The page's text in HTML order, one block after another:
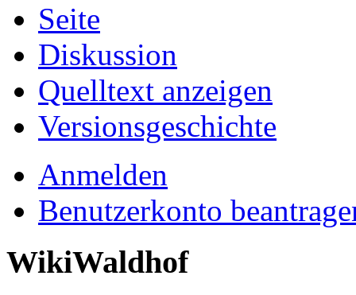
Seite
Diskussion
Quelltext anzeigen
Versionsgeschichte
Anmelden
Benutzerkonto
WikiWaldhof